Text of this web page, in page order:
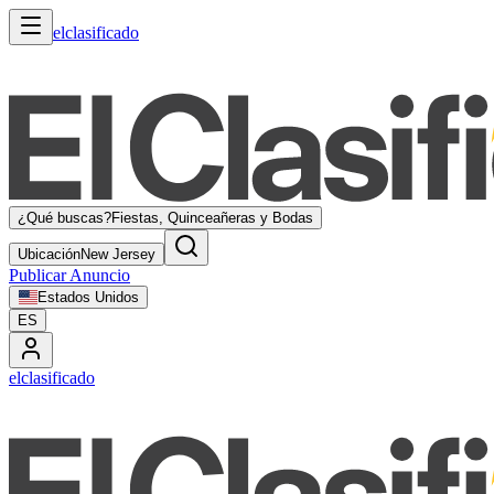
elclasificado
¿Qué buscas?Fiestas, Quinceañeras y Bodas
UbicaciónNew Jersey
Publicar Anuncio
Estados Unidos
ES
elclasificado